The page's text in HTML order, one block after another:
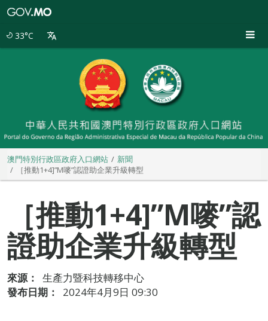
33°C
澳門特別行政區政府入口網站
新聞
［推動1+4]”M嘜”認證助企業升級轉型
［推動1+4]”M嘜”認
證助企業升級轉型
來源：
生產力暨科技轉移中心
發布日期：
2024年4月9日 09:30